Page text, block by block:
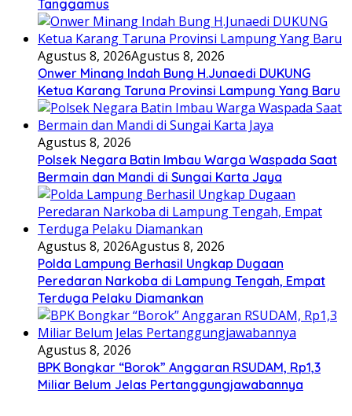
Tanggamus
Agustus 8, 2026Agustus 8, 2026
Onwer Minang Indah Bung H.Junaedi DUKUNG
Ketua Karang Taruna Provinsi Lampung Yang Baru
Agustus 8, 2026
Polsek Negara Batin Imbau Warga Waspada Saat
Bermain dan Mandi di Sungai Karta Jaya
Agustus 8, 2026Agustus 8, 2026
Polda Lampung Berhasil Ungkap Dugaan
Peredaran Narkoba di Lampung Tengah, Empat
Terduga Pelaku Diamankan
Agustus 8, 2026
BPK Bongkar “Borok” Anggaran RSUDAM, Rp1,3
Miliar Belum Jelas Pertanggungjawabannya